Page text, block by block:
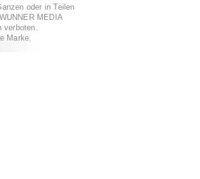
oder in Teilen
MEDIA
Marke.